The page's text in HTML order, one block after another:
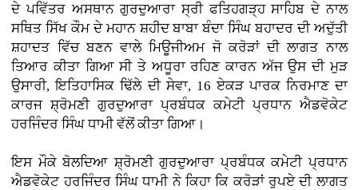
ਦੇ ਪਵਿੱਤਰ ਅਸਥਾਨ ਗੁਰਦੁਆਰਾ ਸ੍ਰੀ ਫਤਿਹਗੜ੍ਹ ਸਾਹਿਬ ਦੇ ਨਾਲ
ਸਥਿਤ ਸਿੱਖ ਕੌਮ ਦੇ ਮਹਾਨ ਸ਼ਹੀਦ ਬਾਬਾ ਬੰਦਾ ਸਿੰਘ ਬਹਾਦਰ ਦੀ ਅਦੁੱਤੀ
ਸ਼ਹਾਦਤ ਵਿੱਚ ਬਣਨ ਵਾਲੇ ਮਿਊਜੀਅਮ ਜੋ ਕਰੋੜਾਂ ਦੀ ਲਾਗਤ ਨਾਲ
ਤਿਆਰ ਕੀਤਾ ਗਿਆ ਸੀ ਤੇ ਅਧੂਰਾ ਰਹਿਣ ਕਾਰਨ ਅੱਜ ਉਸ ਦੀ ਮੁੜ
ਉਸਾਰੀ, ਇਤਿਹਾਸਿਕ ਢਿੱਲੇ ਦੀ ਸੇਵਾ, 16 ਏਕੜ ਪਾਰਕ ਨਿਰਮਾਣ ਦਾ
ਕਾਰਜ ਸ਼੍ਰੋਮਣੀ ਗੁਰਦੁਆਰਾ ਪ੍ਰਬੰਧਕ ਕਮੇਟੀ ਪ੍ਰਧਾਨ ਐਡਵੋਕੇਟ
ਹਰਜਿੰਦਰ ਸਿੰਘ ਧਾਮੀ ਵੱਲੋਂ ਕੀਤਾ ਗਿਆ।
ਇਸ ਮੌਕੇ ਬੋਲਦਿਆ ਸ਼੍ਰੋਮਣੀ ਗੁਰਦੁਆਰਾ ਪ੍ਰਬੰਧਕ ਕਮੇਟੀ ਪ੍ਰਧਾਨ
ਐਡਵੋਕੇਟ ਹਰਜਿੰਦਰ ਸਿੰਘ ਧਾਮੀ ਨੇ ਕਿਹਾ ਕਿ ਕਰੋੜਾਂ ਰੁਪਏ ਦੀ ਲਾਗਤ